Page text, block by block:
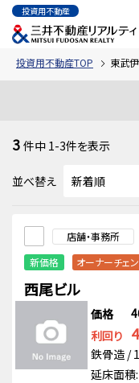
投資用不動産
投資用不動産TOP 東武
3 件中 1-3件を表示
並べ替え
店舗・事務所
新価格
オーナーチェ
西尾ビル
価格
利回り
鉄骨造 /
延床面